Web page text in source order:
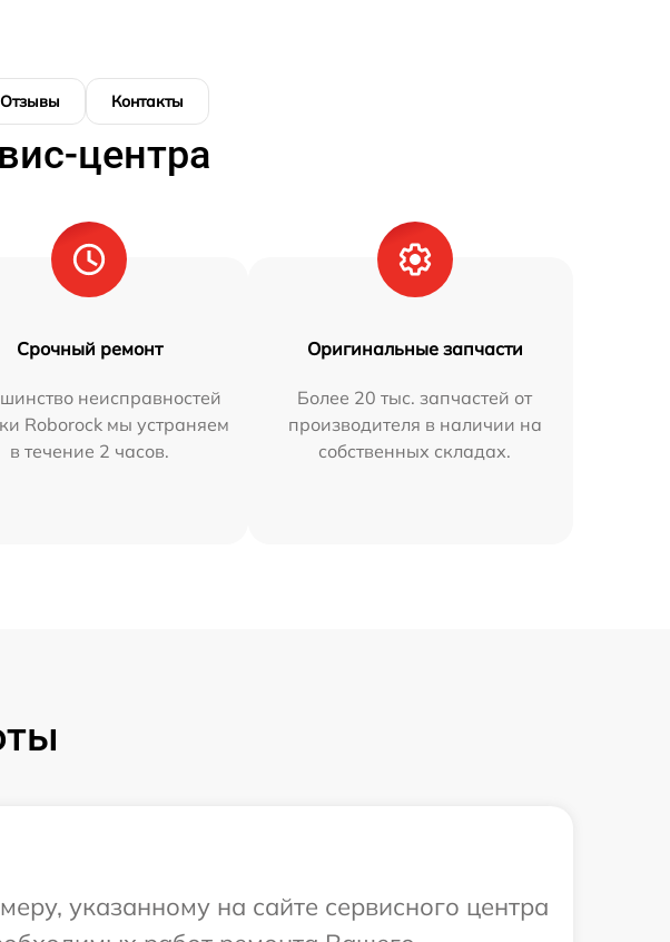
Отзывы Контакты
центра
Срочный ремонт
неисправностей
Roborock мы устраняем
в течение 2 часов.
Оригинальные запчасти
Более 20 тыс. запчастей от
производителя в наличии на
собственных складах.
указанному на сайте сервисного центра